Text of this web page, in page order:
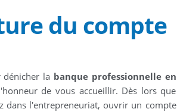
du compte
dénicher la banque professionnelle en
de vous accueillir. Dès lors que
dans l'entrepreneuriat, ouvrir un compte